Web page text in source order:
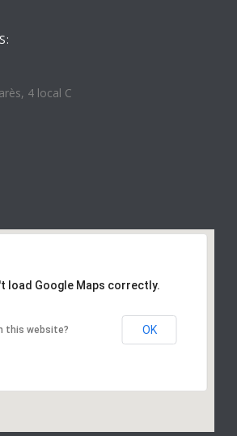
4 local C
load Google Maps correctly.
this website? OK